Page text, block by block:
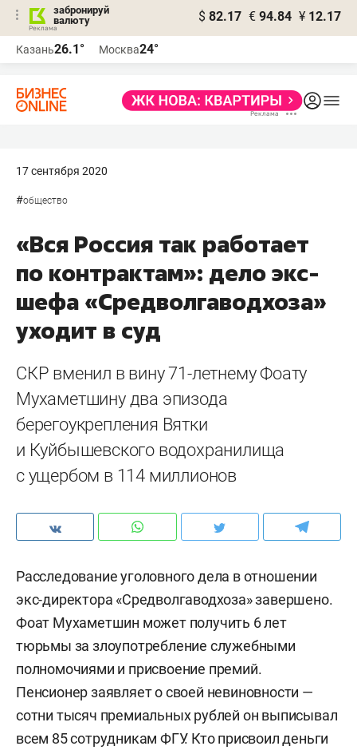
забронируй
валюту
$ 82.17 € 94.84 ¥ 12.17
Казань26.1° Москва24°
17 сентября 2020
#общество
«Вся Россия так работает
по контрактам»: дело экс-
шефа «Средволгаводхоза»
уходит в суд
СКР вменил в вину 71-летнему Фоату
Мухаметшину два эпизода
берегоукрепления Вятки
и Куйбышевского водохранилища
с ущербом в 114 миллионов
Расследование уголовного дела в отношении
экс-директора «Средволгаводхоза» завершено.
Фоат Мухаметшин может получить 6 лет
тюрьмы за злоупотребление служебными
полномочиями и присвоение премий.
Пенсионер заявляет о своей невиновности —
сотни тысяч премиальных рублей он выписывал
всем 85 сотрудникам ФГУ. Кто присвоил деньги